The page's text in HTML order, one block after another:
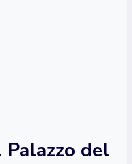
Palazzo del